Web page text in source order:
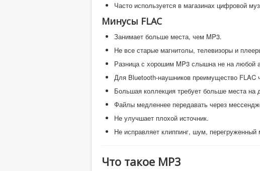
Часто используется в магазинах цифровой
Минусы FLAC
Занимает больше места, чем MP3.
Не все старые магнитолы, телевизоры и
Разница с хорошим MP3 слышна не на любой
Для Bluetooth-наушников преимущество FLAC
Большая коллекция требует больше места на
Файлы медленнее передавать через
Не улучшает плохой источник.
Не исправляет клиппинг, шум, перегруженный
Что такое MP3